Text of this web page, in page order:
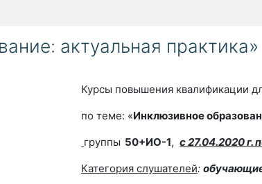
актуальная практика»
Курсы повышения квалификации
по теме: «Инклюзивное
группы 50+ИО-1,с 27.04.2020 г.
Категория слушателей: